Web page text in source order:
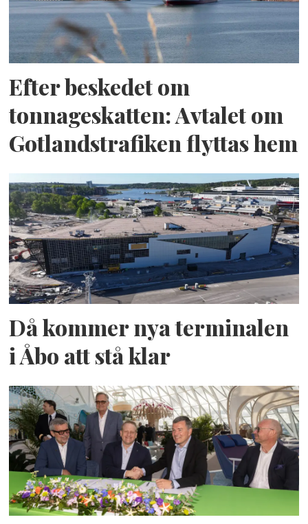
Efter beskedet om
tonnageskatten: Avtalet om
Gotlandstrafiken flyttas hem
Då kommer nya terminalen
i Åbo att stå klar